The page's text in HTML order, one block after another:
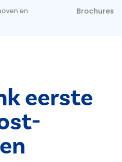
gaan
en
Brochures
eerste